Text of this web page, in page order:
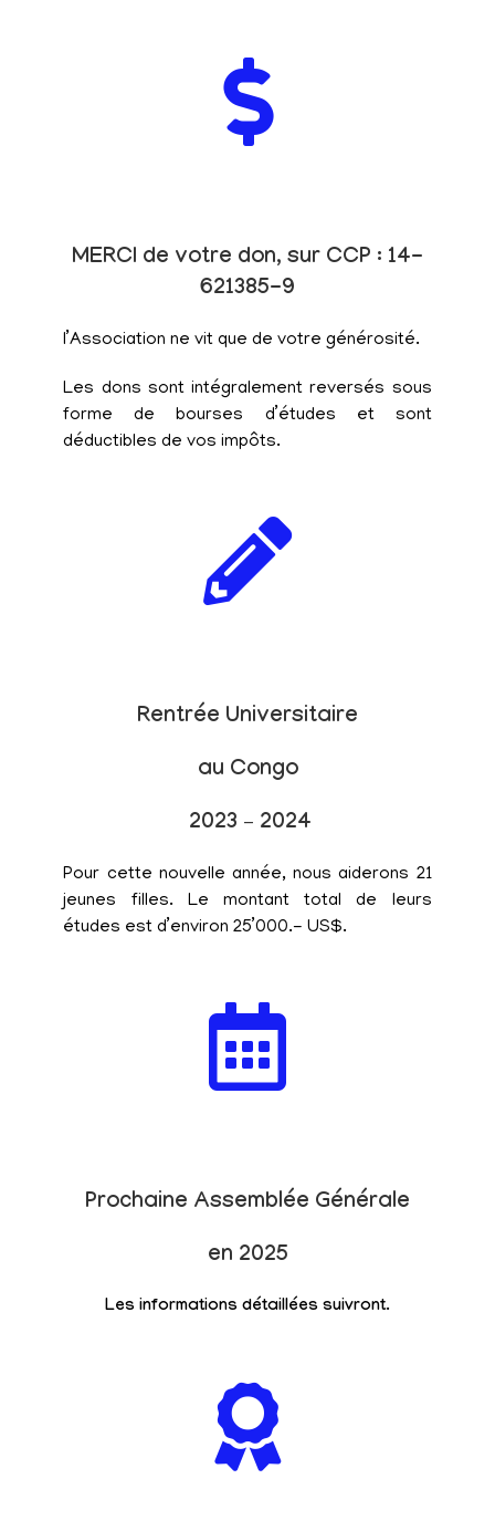
MERCI de votre don, sur CCP : 14-
621385-9
l’Association ne vit que de votre générosité.
Les dons sont intégralement reversés sous
forme de bourses d’études et sont
déductibles de vos impôts.
Rentrée Universitaire
au Congo
2023 – 2024
Pour cette nouvelle année, nous aiderons 21
jeunes filles. Le montant total de leurs
études est d’environ 25’000.- US$.
Prochaine Assemblée Générale
en 2025
Les informations détaillées suivront.